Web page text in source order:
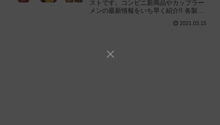
ストです。コンビニ新商品やカップラー
メンの最新情報をいち早く紹介!! 各製品
開の新作情報もありますので、カップ麺
2021.03.15